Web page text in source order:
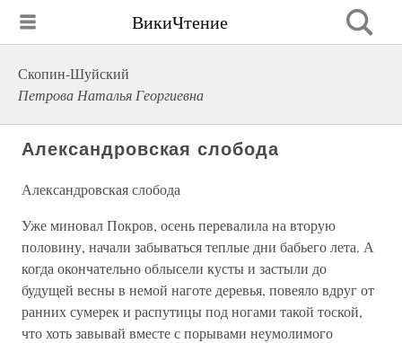
ВикиЧтение
Скопин-Шуйский
Петрова Наталья Георгиевна
Александровская слобода
Александровская слобода
Уже миновал Покров, осень перевалила на вторую
половину, начали забываться теплые дни бабьего лета. А
когда окончательно облысели кусты и застыли до
будущей весны в немой наготе деревья, повеяло вдруг от
ранних сумерек и распутицы под ногами такой тоской,
что хоть завывай вместе с порывами неумолимого